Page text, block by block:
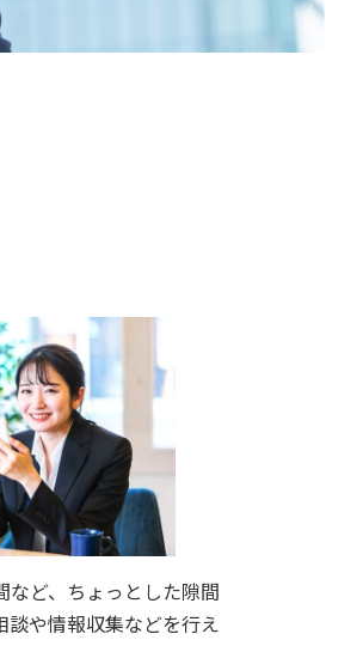
など、ちょっとした隙間
談や情報収集などを行え